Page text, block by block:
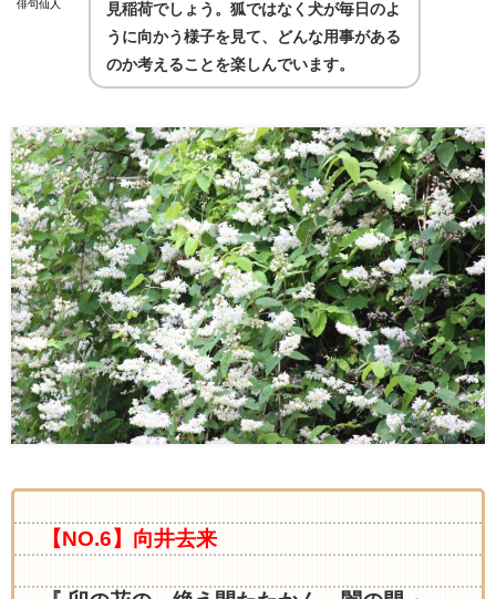
俳句仙人
見稲荷でしょう。狐ではなく犬が毎日のよ
うに向かう様子を見て、どんな用事がある
のか考えることを楽しんでいます。
【NO.6】向井去来